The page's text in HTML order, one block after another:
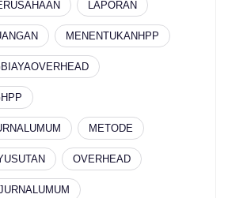
LAPORAN
MENENTUKANHPP
METODE
OVERHEAD